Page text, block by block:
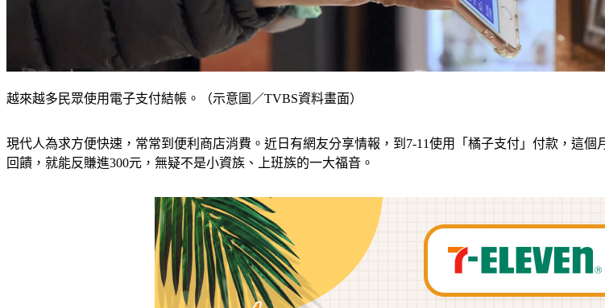
越來越多民眾使用電子支付結帳。（示意圖／TVBS資料畫面）
現代人為求方便快速，常常到便利商店消費。近日有網友分享情報，到7-11使用「橘子支付」付款，這
回饋，就能反賺進300元，無疑不是小資族、上班族的一大福音。